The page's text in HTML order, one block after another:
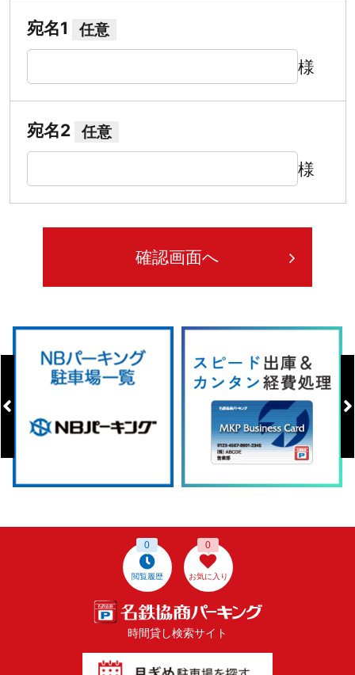
宛名1 任意
様
宛名2 任意
様
閲覧履歴
0
お気に入り
0
時間貸し検索サイト